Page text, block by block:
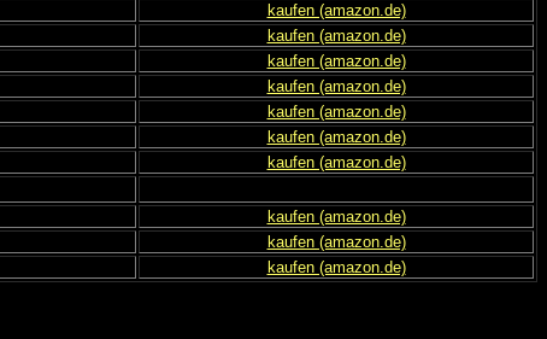
kaufen (amazon.de)
kaufen (amazon.de)
kaufen (amazon.de)
kaufen (amazon.de)
kaufen (amazon.de)
kaufen (amazon.de)
kaufen (amazon.de)
kaufen (amazon.de)
kaufen (amazon.de)
kaufen (amazon.de)